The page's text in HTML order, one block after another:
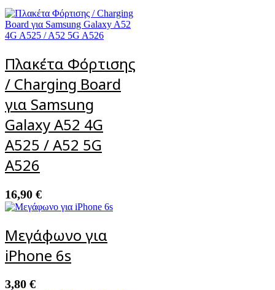
Πλακέτα Φόρτισης
/ Charging Board
για Samsung
Galaxy A52 4G
A525 / A52 5G
A526
16,90 €
Μεγάφωνο για
iPhone 6s
3,80 €